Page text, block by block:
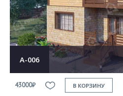
А-006
43000₽ В КОРЗИНУ